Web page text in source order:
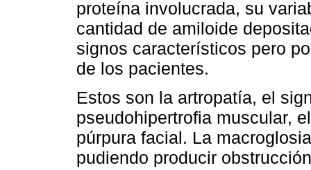
proteína involucrada, su
cantidad de amiloide
signos característicos pero
de los pacientes.
Estos son la artropatía, el
pseudohipertrofia muscular,
púrpura facial. La
pudiendo producir